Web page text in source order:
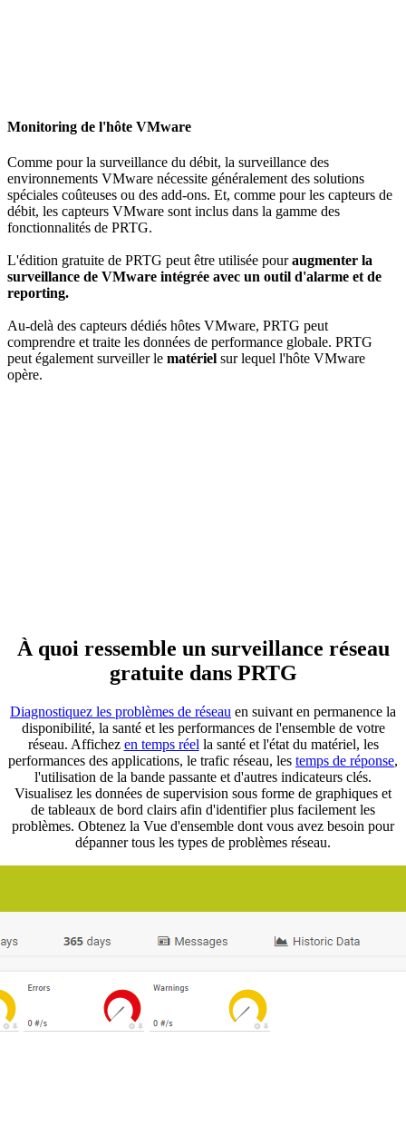
Monitoring de l'hôte VMware
Comme pour la surveillance du débit, la surveillance des
environnements VMware nécessite généralement des solutions
spéciales coûteuses ou des add-ons. Et, comme pour les capteurs de
débit, les capteurs VMware sont inclus dans la gamme des
fonctionnalités de PRTG.
L'édition gratuite de PRTG peut être utilisée pouraugmenter la
surveillance de VMware intégrée avec un outil d'alarme et de
reporting.
Au-delà des capteurs dédiés hôtes VMware, PRTG peut
comprendre et traite les données de performance globale. PRTG
peut également surveiller le matériel sur lequel l'hôte VMware
opère.
À quoi ressemble un surveillance réseau
gratuite dans PRTG
Diagnostiquez les problèmes de réseau en suivant en permanence la
disponibilité, la santé et les performances de l'ensemble de votre
réseau. Affichez en temps réel la santé et l'état du matériel, les
performances des applications, le trafic réseau, les temps de réponse,
l'utilisation de la bande passante et d'autres indicateurs clés.
Visualisez les données de supervision sous forme de graphiques et
de tableaux de bord clairs afin d'identifier plus facilement les
problèmes. Obtenez la Vue d'ensemble dont vous avez besoin pour
dépanner tous les types de problèmes réseau.